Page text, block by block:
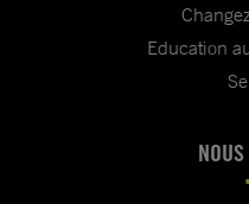
Education